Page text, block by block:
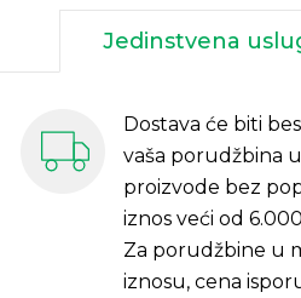
Jedinstvena
Dostava će biti
vaša porudžbina
proizvode bez
iznos veći od
Za porudžbine u
iznosu, cena